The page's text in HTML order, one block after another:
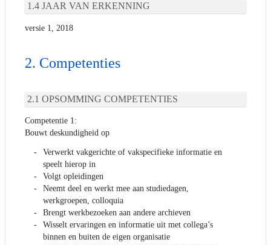
JAAR VAN ERKENNING
versie 1, 2018
Competenties
OPSOMMING COMPETENTIES
Competentie 1:
Bouwt deskundigheid op
Verwerkt vakgerichte of vakspecifieke informatie en
speelt hierop in
Volgt opleidingen
Neemt deel en werkt mee aan studiedagen,
werkgroepen, colloquia
Brengt werkbezoeken aan andere archieven
Wisselt ervaringen en informatie uit met collega’s
binnen en buiten de eigen organisatie